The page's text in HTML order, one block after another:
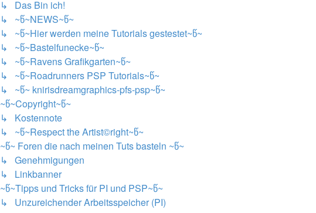
↳ Das Bin ich!
↳ ~წ~NEWS~წ~
↳ ~წ~Hier werden meine Tutorials gestestet~წ~
↳ ~წ~Bastelfunecke~წ~
↳ ~წ~Ravens Grafikgarten~წ~
↳ ~წ~Roadrunners PSP Tutorials~წ~
↳ ~წ~ knirisdreamgraphics-pfs-psp~წ~
~წ~Copyright~წ~
↳ Kostennote
↳ ~წ~Respect the Artist©right~წ~
~წ~ Foren die nach meinen Tuts basteln ~წ~
↳ Genehmigungen
↳ Linkbanner
~წ~Tipps und Tricks für PI und PSP~წ~
↳ Unzureichender Arbeitsspeicher (PI)